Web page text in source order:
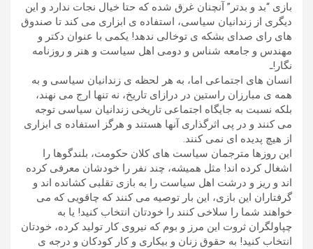
بازی “بد و بدتر” آنچنان غرق شده که حتا خیال نجات ندارد و این
دیگری از زندانیان سیاسی، استفاده ی ابزاری می کند تا صندوق
های رای صدای بشکه ی توخالی ندهد! یکمی با عنوان دکتر و
مهندس و جامعه شناس و دومی اهل سیاست و هنر و روزنامه
نگار!ـ
انسان های اجتماعی اما، به هر لحظه ی زندانیان سیاسی و به
همه ی مبارزان راستین در درازای تاریخ، نه تنها ارج می نهند،
بلکه نسبت به جایگاه اجتماعی تاریخی زندانیان سیاسی توجه
می کنند و در پی اثرگذاری آنها هستند و هرگز استفاده ی ابزاری
از هیچ پدیده ای نمی کنند.
این روزها مترجمان سیاست های کلان حکومت، بلندگوها را
اشغال کرده اند! مثل همیشه، چند نفر را خودشان معرفی کرده
اند و ریز و درشت اهل سیاست را به بازی تقلبی کشانده اند و
گرفتاران این بازی، این بار توصیه می کنند که چاقویی که می
خواهند شما را سلاخی کنند را خودتان انتخاب کنید! یا به
چپاولگران ثروت این مرز و بوم که نیروی کار تولید کرده، خودتان
انتخاب کنید! به حقوق زنان و بیکاری و کار کودکان و درجه ی